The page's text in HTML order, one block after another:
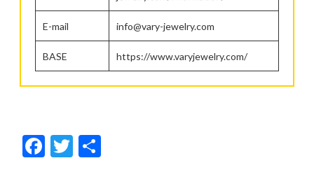
E-mail info@vary-jewelry.com
BASE https://www.varyjewelry.com/
F
ac
T
w